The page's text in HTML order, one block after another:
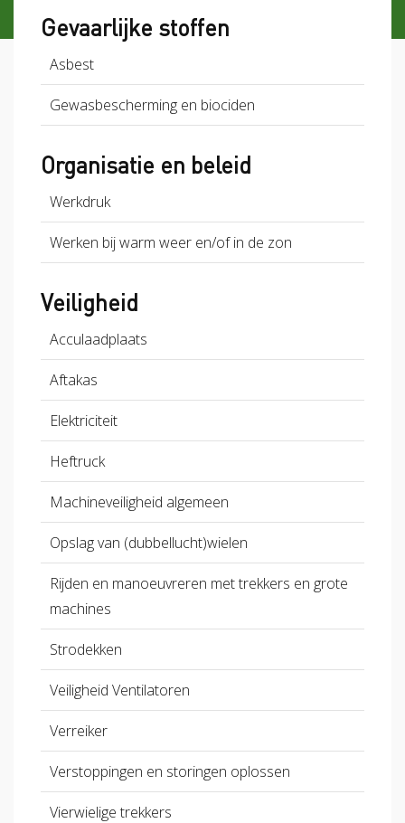
Gevaarlijke stoffen
Asbest
Gewasbescherming en biociden
Organisatie en beleid
Werkdruk
Werken bij warm weer en/of in de zon
Veiligheid
Acculaadplaats
Aftakas
Elektriciteit
Heftruck
Machineveiligheid algemeen
Opslag van (dubbellucht)wielen
Rijden en manoeuvreren met trekkers en grote
machines
Strodekken
Veiligheid Ventilatoren
Verreiker
Verstoppingen en storingen oplossen
Vierwielige trekkers